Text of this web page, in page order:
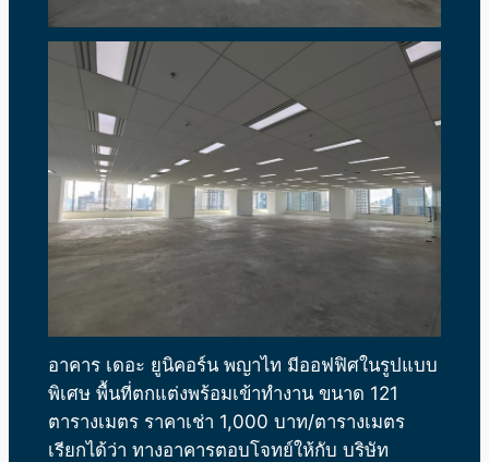
อาคาร เดอะ ยูนิคอร์น พญาไท มีออฟฟิศในรูปแบบ
พิเศษ พื้นที่ตกแต่งพร้อมเข้าทำงาน ขนาด 121
ตารางเมตร ราคาเช่า 1,000 บาท/ตารางเมตร
เรียกได้ว่า ทางอาคารตอบโจทย์ให้กับ บริษัท